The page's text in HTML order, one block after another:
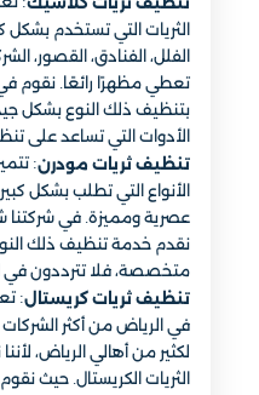
الثريات التي تستخدم
الفلل، الفنادق، القصور،
تعطي مظهرًا رائعًا. نقوم
بتنظيف ذلك النوع بشكل
الأدوات التي تساعد على
تنظيف ثريات مودرن:
الأنواع التي تطلب بشكل
عصرية ومميزة. في شركتنا
نقدم خدمة تنظيف ذلك
متخصصة، فلا تترددون في
تنظيف ثريات كريستال:
في الرياض من أكثر
لكثير من أهالي الرياض،
الثريات الكريستال. حيث